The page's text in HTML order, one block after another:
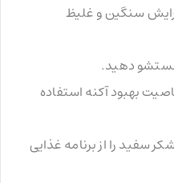
سنگین و غلیظ
دهید.
بهبود آکنه استفاده
سفید را از برنامه غذایی